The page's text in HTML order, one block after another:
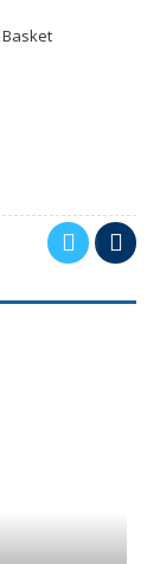
Basket